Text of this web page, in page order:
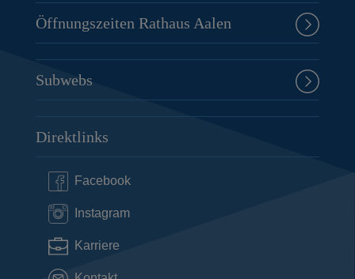
Öffnungszeiten Rathaus Aalen
Subwebs
Direktlinks
Facebook
Instagram
Karriere